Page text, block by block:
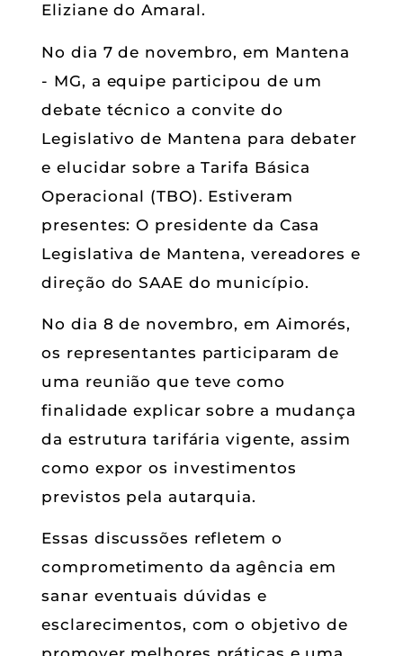
Eliziane do Amaral.
No dia 7 de novembro, em Mantena
- MG, a equipe participou de um
debate técnico a convite do
Legislativo de Mantena para debater
e elucidar sobre a Tarifa Básica
Operacional (TBO). Estiveram
presentes: O presidente da Casa
Legislativa de Mantena, vereadores e
direção do SAAE do município.
No dia 8 de novembro, em Aimorés,
os representantes participaram de
uma reunião que teve como
finalidade explicar sobre a mudança
da estrutura tarifária vigente, assim
como expor os investimentos
previstos pela autarquia.
Essas discussões refletem o
comprometimento da agência em
sanar eventuais dúvidas e
esclarecimentos, com o objetivo de